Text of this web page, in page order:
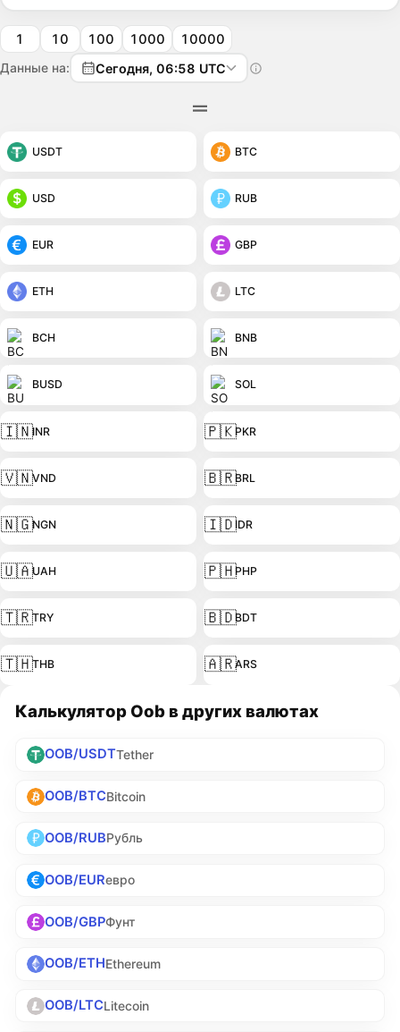
1 10 100 1000 10000
Данные на: Сегодня, 06:58 UTC
USDT BTC
USD RUB
EUR GBP
ETH LTC
BCH BNB
BUSD SOL
🇮🇳INR 🇵🇰PKR
🇻🇳VND 🇧🇷BRL
🇳🇬NGN 🇮🇩IDR
🇺🇦UAH 🇵🇭PHP
🇹🇷TRY 🇧🇩BDT
🇹🇭THB 🇦🇷ARS
Калькулятор Oob в других валютах
OOB/USDTTether
OOB/BTCBitcoin
OOB/RUBРубль
OOB/EURевро
OOB/GBPФунт
OOB/ETHEthereum
OOB/LTCLitecoin